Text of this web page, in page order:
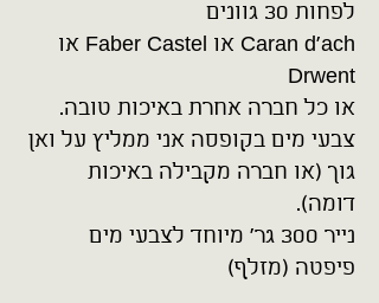
לפחות 30 גוונים
Caran d'ach או Faber Castel או
Drwent
או כל חברה אחרת באיכות טובה.
צבעי מים בקופסה אני ממליץ על ואן
גוך (או חברה מקבילה באיכות
דומה).
נייר 300 גר' מיוחד לצבעי מים
פיפטה (מזלף)